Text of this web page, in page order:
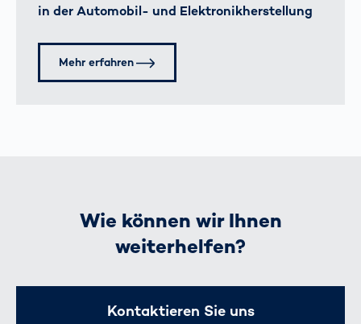
in der Automobil- und Elektronikherstellung
Mehr erfahren
Wie können wir Ihnen
weiterhelfen?
Kontaktieren Sie uns